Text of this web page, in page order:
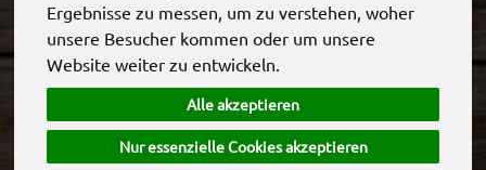
Ergebnisse zu messen, um zu verstehen, woher
unsere Besucher kommen oder um unsere
Website weiter zu entwickeln.
Alle akzeptieren
Nur essenzielle Cookies akzeptieren
Birne Conference
4,05 € * / kg